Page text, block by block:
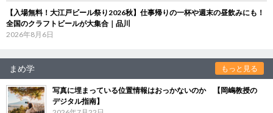
【入場無料！大江戸ビール祭り2026秋】仕事帰りの一杯や週末の昼飲みにも！
全国のクラフトビールが大集合｜品川
2026年8月6日
まめ学 もっと見る
写真に埋まっている位置情報はおっかないのか 【岡嶋教授の
デジタル指南】